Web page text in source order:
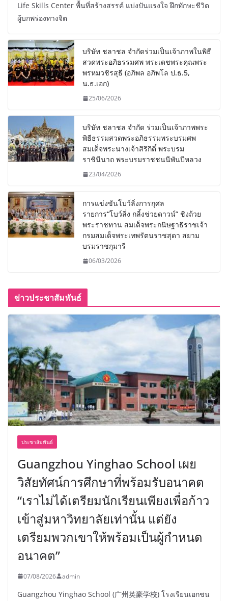
Life Skills Center พื้นที่สร้างสรรค์ แบ่งปันแรงใจ ฝึกทักษะชีวิต
ผู้บกพร่องทางจิต
บริษัท ชลาชล จำกัดร่วมเป็นเจ้าภาพในพิธี
สวดพระอภิธรรมศพ พระเดชพระคุณพระ
พรหมวชิรสุธี (อภิพล อภิพโล ป.ธ.5,
น.ธ.เอก)
25/06/2026
บริษัท ชลาชล จำกัด ร่วมเป็นเจ้าภาพพระ
พิธีธรรมสวดพระอภิธรรมพระบรมศพ
สมเด็จพระนางเจ้าสิริกิติ์ พระบรม
ราชินีนาถ พระบรมราชชนนีพันปีหลวง
23/04/2026
การแข่งขันโบว์ลิ่งการกุศล
รายการ“โบว์ลิ่ง กลิ้งช่วยดาวน์” ชิงถ้วย
พระราชทาน สมเด็จพระกนิษฐาธิราชเจ้า
กรมสมเด็จพระเทพรัตนราชสุดา สยาม
บรมราชกุมารี
06/03/2026
ข่าวประชาสัมพันธ์
ประชาสัมพันธ์
Guangzhou Yinghao School เผย
วิสัยทัศน์การศึกษาที่พร้อมรับอนาคต
“เราไม่ได้เตรียมนักเรียนเพียงเพื่อก้าว
เข้าสู่มหาวิทยาลัยเท่านั้น แต่ยัง
เตรียมพวกเขาให้พร้อมเป็นผู้กำหนด
อนาคต”
07/08/2026 admin
Guangzhou Yinghao School (广州英豪学校) โรงเรียนเอกชน